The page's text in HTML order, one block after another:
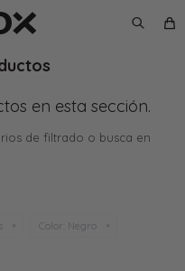
en esta sección.
de filtrado o busca en
Color: Negro